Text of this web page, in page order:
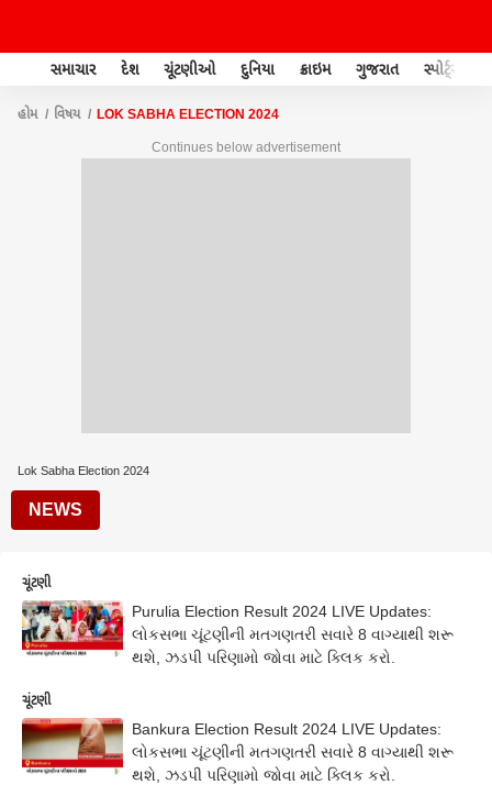
સમાચાર દેશ ચૂંટણીઓ દુનિયા ક્રાઇમ ગુજરાત સ્પોર્ટ્સ
હોમ વિષય LOK SABHA ELECTION 2024
Continues below advertisement
Lok Sabha Election 2024
NEWS
ચૂંટણી
Purulia Election Result 2024 LIVE Updates:
લોકસભા ચૂંટણીની મતગણતરી સવારે 8 વાગ્યાથી શરૂ
થશે, ઝડપી પરિણામો જોવા માટે ક્લિક કરો.
ચૂંટણી
Bankura Election Result 2024 LIVE Updates:
લોકસભા ચૂંટણીની મતગણતરી સવારે 8 વાગ્યાથી શરૂ
થશે, ઝડપી પરિણામો જોવા માટે ક્લિક કરો.